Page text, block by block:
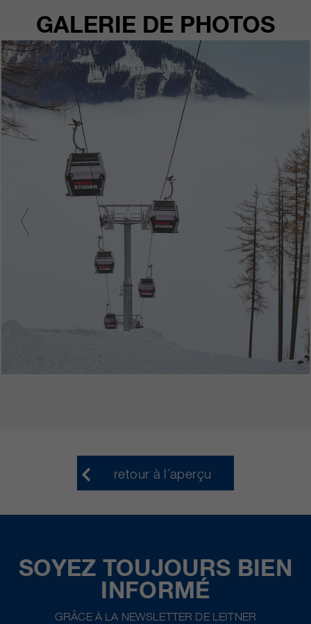
GALERIE DE PHOTOS
retour à l´aperçu
SOYEZ TOUJOURS BIEN
INFORMÉ
GRÂCE À LA NEWSLETTER DE LEITNER